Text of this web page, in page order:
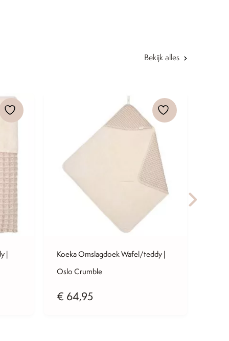
Bekijk alles
|
Koeka Omslagdoek Wafel/teddy |
Oslo Crumble
€ 64,95